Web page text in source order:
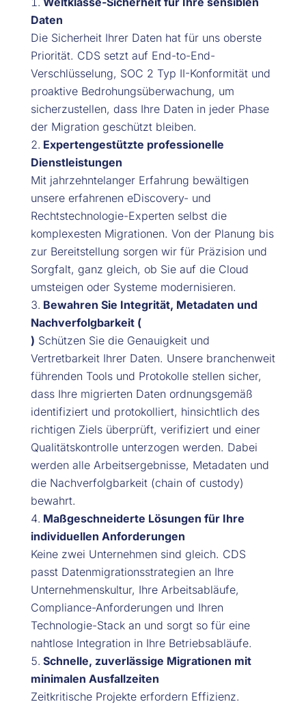
Daten
Die Sicherheit Ihrer Daten hat für uns oberste
Priorität. CDS setzt auf End-to-End-
Verschlüsselung, SOC 2 Typ II-Konformität und
proaktive Bedrohungsüberwachung, um
sicherzustellen, dass Ihre Daten in jeder Phase
der Migration geschützt bleiben.
Expertengestützte professionelle
Dienstleistungen
Mit jahrzehntelanger Erfahrung bewältigen
unsere erfahrenen eDiscovery- und
Rechtstechnologie-Experten selbst die
komplexesten Migrationen. Von der Planung bis
zur Bereitstellung sorgen wir für Präzision und
Sorgfalt, ganz gleich, ob Sie auf die Cloud
umsteigen oder Systeme modernisieren.
Bewahren Sie Integrität, Metadaten und
Nachverfolgbarkeit (
) Schützen Sie die Genauigkeit und
Vertretbarkeit Ihrer Daten. Unsere branchenweit
führenden Tools und Protokolle stellen sicher,
dass Ihre migrierten Daten ordnungsgemäß
identifiziert und protokolliert, hinsichtlich des
richtigen Ziels überprüft, verifiziert und einer
Qualitätskontrolle unterzogen werden. Dabei
werden alle Arbeitsergebnisse, Metadaten und
die Nachverfolgbarkeit (chain of custody)
bewahrt.
Maßgeschneiderte Lösungen für Ihre
individuellen Anforderungen
Keine zwei Unternehmen sind gleich. CDS
passt Datenmigrationsstrategien an Ihre
Unternehmenskultur, Ihre Arbeitsabläufe,
Compliance-Anforderungen und Ihren
Technologie-Stack an und sorgt so für eine
nahtlose Integration in Ihre Betriebsabläufe.
Schnelle, zuverlässige Migrationen mit
minimalen Ausfallzeiten
Zeitkritische Projekte erfordern Effizienz.